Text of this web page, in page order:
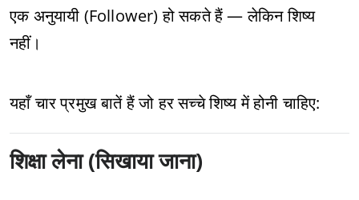
एक अनुयायी (Follower) हो सकते हैं — लेकिन शिष्य
नहीं।
यहाँ चार प्रमुख बातें हैं जो हर सच्चे शिष्य में होनी चाहिए:
शिक्षा लेना (सिखाया जाना)